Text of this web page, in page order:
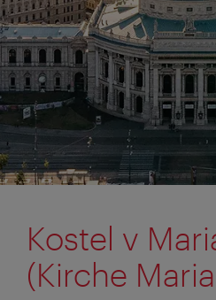
Kostel v
(Kirche